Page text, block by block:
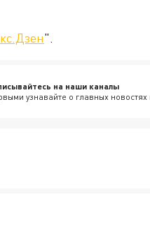
".
на наши каналы
узнавайте о главных